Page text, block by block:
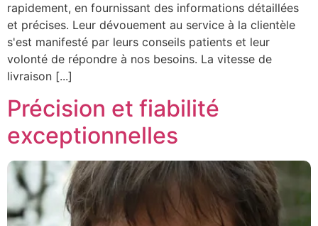
rapidement, en fournissant des informations détaillées
et précises. Leur dévouement au service à la clientèle
s'est manifesté par leurs conseils patients et leur
volonté de répondre à nos besoins. La vitesse de
livraison [...]
Précision et fiabilité
exceptionnelles